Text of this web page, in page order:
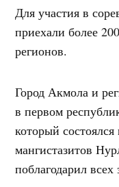
Для участия в
приехали более
регионов.
Город Акмола и
в первом
который
мангистазитов
поблагодарил